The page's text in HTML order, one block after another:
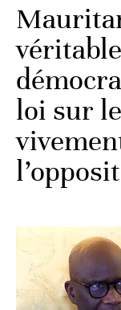
loi sur